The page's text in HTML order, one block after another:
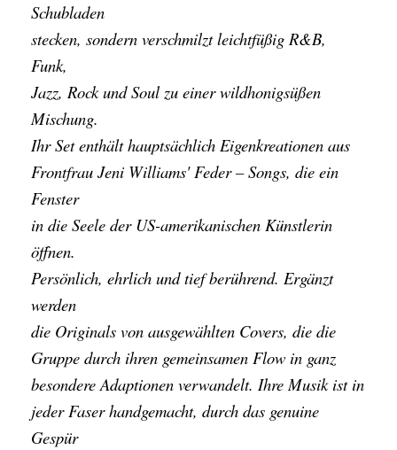
Schubladen
stecken, sondern verschmilzt leichtfüßig R&B,
Funk,
Jazz, Rock und Soul zu einer wildhonigsüßen
Mischung.
Ihr Set enthält hauptsächlich Eigenkreationen aus
Frontfrau Jeni Williams' Feder – Songs, die ein
Fenster
in die Seele der US-amerikanischen Künstlerin
öffnen.
Persönlich, ehrlich und tief berührend. Ergänzt
werden
die Originals von ausgewählten Covers, die die
Gruppe durch ihren gemeinsamen Flow in ganz
besondere Adaptionen verwandelt. Ihre Musik ist in
jeder Faser handgemacht, durch das genuine
Gespür